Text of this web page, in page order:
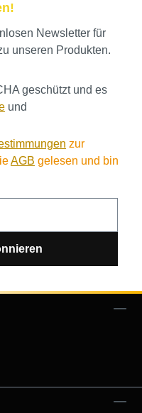
Newsletter für
unseren Produkten.
geschützt und es
und
zur
AGB gelesen und bin